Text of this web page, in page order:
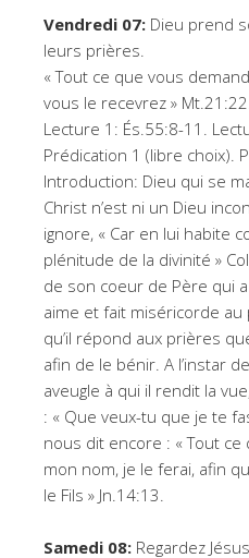
Vendredi 07: Dieu prend
leurs prières.
« Tout ce que vous
vous le recevrez »
Lecture 1: És.55:8-11.
Prédication 1 (libre choix).
Introduction: Dieu qui se
Christ n’est ni un Dieu
ignore, « Car en lui habite
plénitude de la divinité »
de son coeur de Père qui
aime et fait miséricorde
qu’il répond aux prières
afin de le bénir. A l’instar
aveugle à qui il rendit la
: « Que veux-tu que je te
nous dit encore : « Tout
mon nom, je le ferai, afin
le Fils » Jn.14:13.
Samedi 08: Regardez